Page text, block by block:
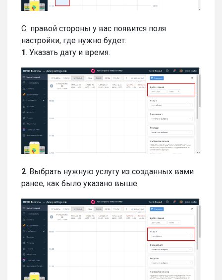
С правой стороны у вас появится поля
настройки, где нужно будет:
1. Указать дату и время.
2. Выбрать нужную услугу из созданных вами
ранее, как было указано выше.